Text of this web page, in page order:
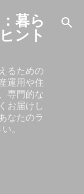
移動
暮ら
ント
るための
運用や住
専門的な
お届けし
なたのラ
。